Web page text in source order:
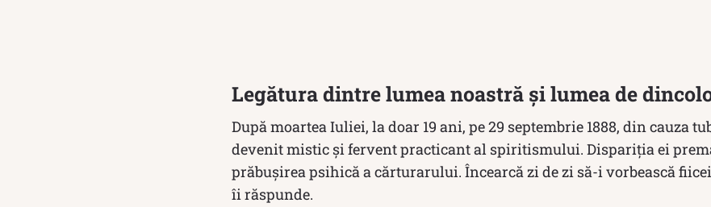
Legătura dintre lumea noastră și lumea de
După moartea Iuliei, la doar 19 ani, pe 29 septembrie 1888, din cauza
devenit mistic și fervent practicant al spiritismului. Dispariția ei
prăbușirea psihică a cărturarului. Încearcă zi de zi să-i vorbească
îi răspunde.